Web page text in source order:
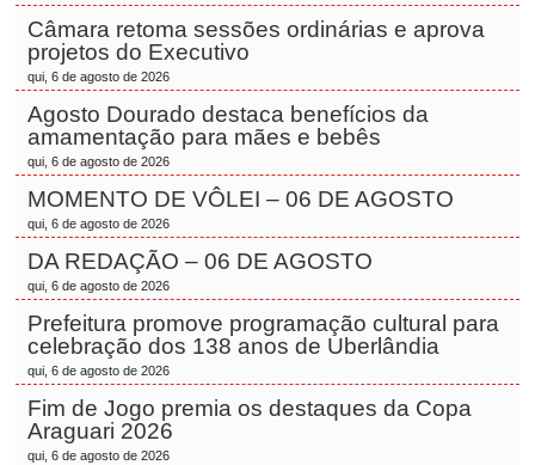
Câmara retoma sessões ordinárias e aprova
projetos do Executivo
qui, 6 de agosto de 2026
Agosto Dourado destaca benefícios da
amamentação para mães e bebês
qui, 6 de agosto de 2026
MOMENTO DE VÔLEI – 06 DE AGOSTO
qui, 6 de agosto de 2026
DA REDAÇÃO – 06 DE AGOSTO
qui, 6 de agosto de 2026
Prefeitura promove programação cultural para
celebração dos 138 anos de Uberlândia
qui, 6 de agosto de 2026
Fim de Jogo premia os destaques da Copa
Araguari 2026
qui, 6 de agosto de 2026